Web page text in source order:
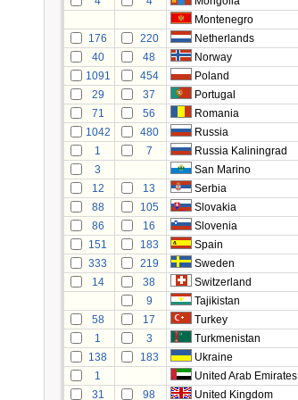
Montenegro
176
220 Netherlands
40
48 Norway
1091
454 Poland
29
37 Portugal
71
56 Romania
1042
480 Russia
1
7 Russia Kaliningrad
3
San Marino
12
13 Serbia
88
105 Slovakia
86
16 Slovenia
151
183 Spain
333
219 Sweden
14
38 Switzerland
9
Tajikistan
58
17 Turkey
1
3 Turkmenistan
138
183 Ukraine
1
United Arab Emirates
31
98 United Kingdom